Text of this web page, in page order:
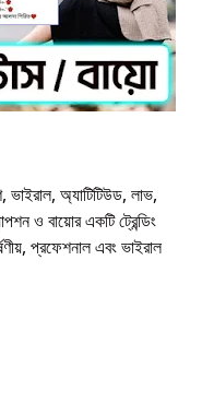
অ্যাটিটিউড, লাভ,
ও বায়োর একটি ট্রেন্ডিং
প্রফেশনাল এবং ভাইরাল